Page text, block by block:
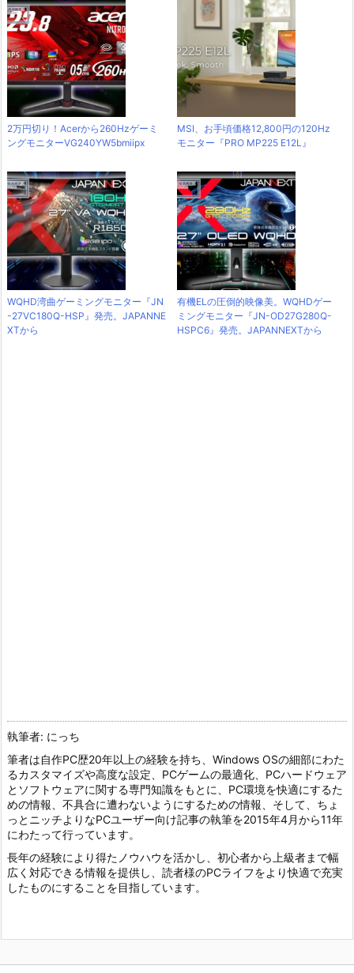
2万円切り！Acerから260Hzゲーミ
ングモニターVG240YW5bmiipx
MSI、お手頃価格12,800円の120Hz
モニター『PRO MP225 E12L』
WQHD湾曲ゲーミングモニター『JN
-27VC180Q-HSP』発売。JAPANNE
XTから
有機ELの圧倒的映像美。WQHDゲー
ミングモニター『JN-OD27G280Q-
HSPC6』発売。JAPANNEXTから
執筆者: にっち
筆者は自作PC歴20年以上の経験を持ち、Windows OSの細部にわた
るカスタマイズや高度な設定、PCゲームの最適化、PCハードウェア
とソフトウェアに関する専門知識をもとに、PC環境を快適にするた
めの情報、不具合に遭わないようにするための情報、そして、ちょ
っとニッチよりなPCユーザー向け記事の執筆を2015年4月から11年
にわたって行っています。
長年の経験により得たノウハウを活かし、初心者から上級者まで幅
広く対応できる情報を提供し、読者様のPCライフをより快適で充実
したものにすることを目指しています。